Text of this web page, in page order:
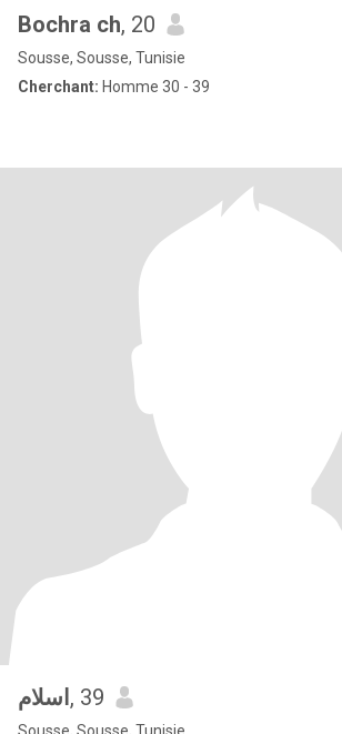
Bochra ch, 20
Sousse, Sousse, Tunisie
Cherchant: Homme 30 - 39
اسلام , 39